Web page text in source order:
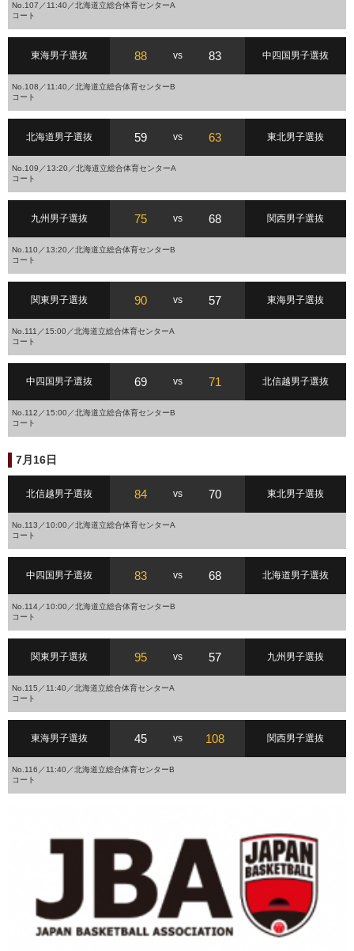
No.107／11:40／北海道立総合体育センターA
コート
東海男子選抜 88 vs 83 中四国男子選抜
No.108／11:40／北海道立総合体育センターB
コート
北海道男子選抜 59 vs 63 東北男子選抜
No.109／13:20／北海道立総合体育センターA
コート
九州男子選抜 75 vs 68 関西男子選抜
No.110／13:20／北海道立総合体育センターB
コート
関東男子選抜 90 vs 57 東海男子選抜
No.111／15:00／北海道立総合体育センターA
コート
中四国男子選抜 69 vs 71 北信越男子選抜
No.112／15:00／北海道立総合体育センターB
コート
7月16日
北信越男子選抜 84 vs 70 東北男子選抜
No.113／10:00／北海道立総合体育センターA
コート
中四国男子選抜 83 vs 68 北海道男子選抜
No.114／10:00／北海道立総合体育センターB
コート
関東男子選抜 95 vs 57 九州男子選抜
No.115／11:40／北海道立総合体育センターA
コート
東海男子選抜 45 vs 108 関西男子選抜
No.116／11:40／北海道立総合体育センターB
コート